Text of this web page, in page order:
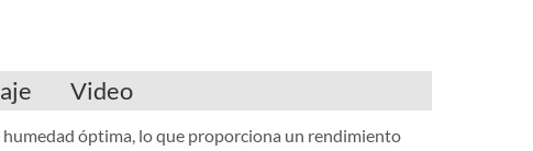
Video
óptima, lo que proporciona un rendimiento